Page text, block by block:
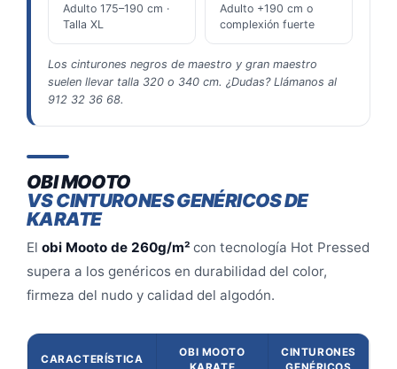
Adulto 175–190 cm ·
Talla XL
Adulto +190 cm o
complexión fuerte
Los cinturones negros de maestro y gran maestro
suelen llevar talla 320 o 340 cm. ¿Dudas? Llámanos al
912 32 36 68.
OBI MOOTO
VS CINTURONES GENÉRICOS DE
KARATE
El obi Mooto de 260g/m² con tecnología Hot Pressed
supera a los genéricos en durabilidad del color,
firmeza del nudo y calidad del algodón.
CARACTERÍSTICA
OBI MOOTO
CINTURONES